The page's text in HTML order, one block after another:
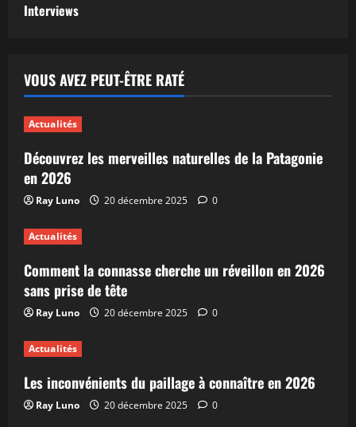
Interviews
VOUS AVEZ PEUT-ÊTRE RATÉ
Actualités
Découvrez les merveilles naturelles de la Patagonie
en 2026
Ray Luno 20 décembre 2025 0
Actualités
Comment la connasse cherche un réveillon en 2026
sans prise de tête
Ray Luno 20 décembre 2025 0
Actualités
Les inconvénients du paillage à connaître en 2026
Ray Luno 20 décembre 2025 0